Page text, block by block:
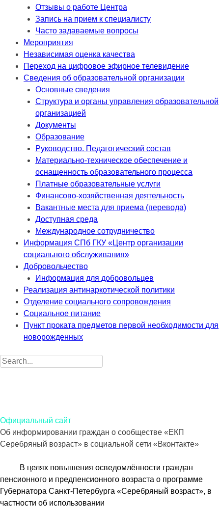
Отзывы о работе Центра
Запись на прием к специалисту
Часто задаваемые вопросы
Мероприятия
Независимая оценка качества
Переход на цифровое эфирное телевидение
Сведения об образовательной организации
Основные сведения
Структура и органы управления образовательной
организацией
Документы
Образование
Руководство. Педагогический состав
Материально-техническое обеспечение и
оснащенность образовательного процесса
Платные образовательные услуги
Финансово-хозяйственная деятельность
Вакантные места для приема (перевода)
Доступная среда
Международное сотрудничество
Информация СПб ГКУ «Центр организации
социального обслуживания»
Добровольчество
Информация для добровольцев
Реализация антинаркотической политики
Отделение социального сопровождения
Социальное питание
Пункт проката предметов первой необходимости для
новорожденных
Search
Официальный сайт
Об информировании граждан о сообществе «ЕКП
Серебряный возраст» в социальной сети «Вконтакте»
В целях повышения осведомлённости граждан
пенсионного и предпенсионного возраста о программе
Губернатора Санкт-Петербурга «Серебряный возраст», в
частности об использовании